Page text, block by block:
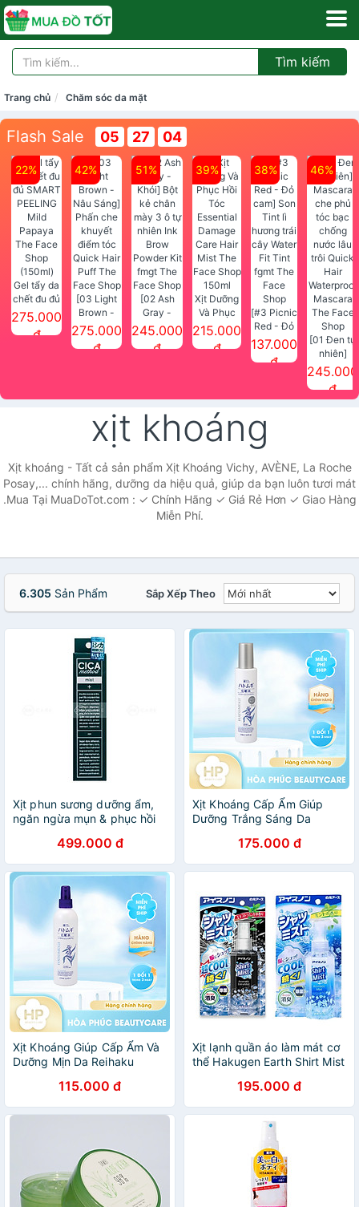
Tìm kiếm
Trang chủ Chăm sóc da mặt
Flash Sale 05 27 03
22%
Gel tẩy da
chết đu đủ
SMART
PEELING
275.000
đ
42%
[03 Light
Brown -
Nâu Sáng]
Phấn che
275.000
đ
51%
[02 Ash
Gray -
Khói] Bột
kẻ chân
Face Shop
245.000
đ
39%
Xịt Dưỡng
Và Phục
Hồi Tóc
Essential
215.000
đ
38%
[#3 Picnic
Red - Đỏ
cam] Son
Face
Shop
137.000
đ
46%
[01 Đen tự
nhiên]
Mascara
che phủ
Waterproof
Mascara
The Face
Shop
245.000
đ
xịt khoáng
Xịt khoáng - Tất cả sản phẩm Xịt Khoáng Vichy, AVÈNE, La Roche
Posay,... chính hãng, dưỡng da hiệu quả, giúp da bạn luôn tươi mát
.Mua Tại MuaDoTot.com : ✓ Chính Hãng ✓ Giá Rẻ Hơn ✓ Giao Hàng
Miễn Phí.
6.305 Sản Phẩm Sắp Xếp Theo
Xịt phun sương dưỡng ẩm,
ngăn ngừa mụn & phục hồi
METHOD (100 ml/chai)
499.000 đ
Xịt Khoáng Cấp Ẩm Giúp
Dưỡng Trắng Sáng Da
Lotion Mist Type 200mL
175.000 đ
Xịt Khoáng Giúp Cấp Ẩm Và
Dưỡng Mịn Da Reihaku
Conditioning The Mist Lotio
(Chai 250 mL)
115.000 đ
Xịt lạnh quần áo làm mát cơ
thể Hakugen Earth Shirt Mist
195.000 đ